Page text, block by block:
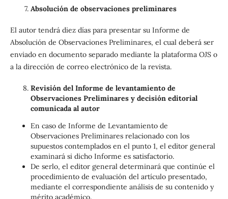
Absolución de observaciones preliminares
El autor tendrá diez días para presentar su Informe de
Absolución de Observaciones Preliminares, el cual deberá ser
enviado en documento separado mediante la plataforma OJS o
a la dirección de correo electrónico de la revista.
Revisión del Informe de levantamiento de
Observaciones Preliminares y decisión editorial
comunicada al autor
En caso de Informe de Levantamiento de
Observaciones Preliminares relacionado con los
supuestos contemplados en el punto 1, el editor general
examinará si dicho Informe es satisfactorio.
De serlo, el editor general determinará que continúe el
procedimiento de evaluación del artículo presentado,
mediante el correspondiente análisis de su contenido y